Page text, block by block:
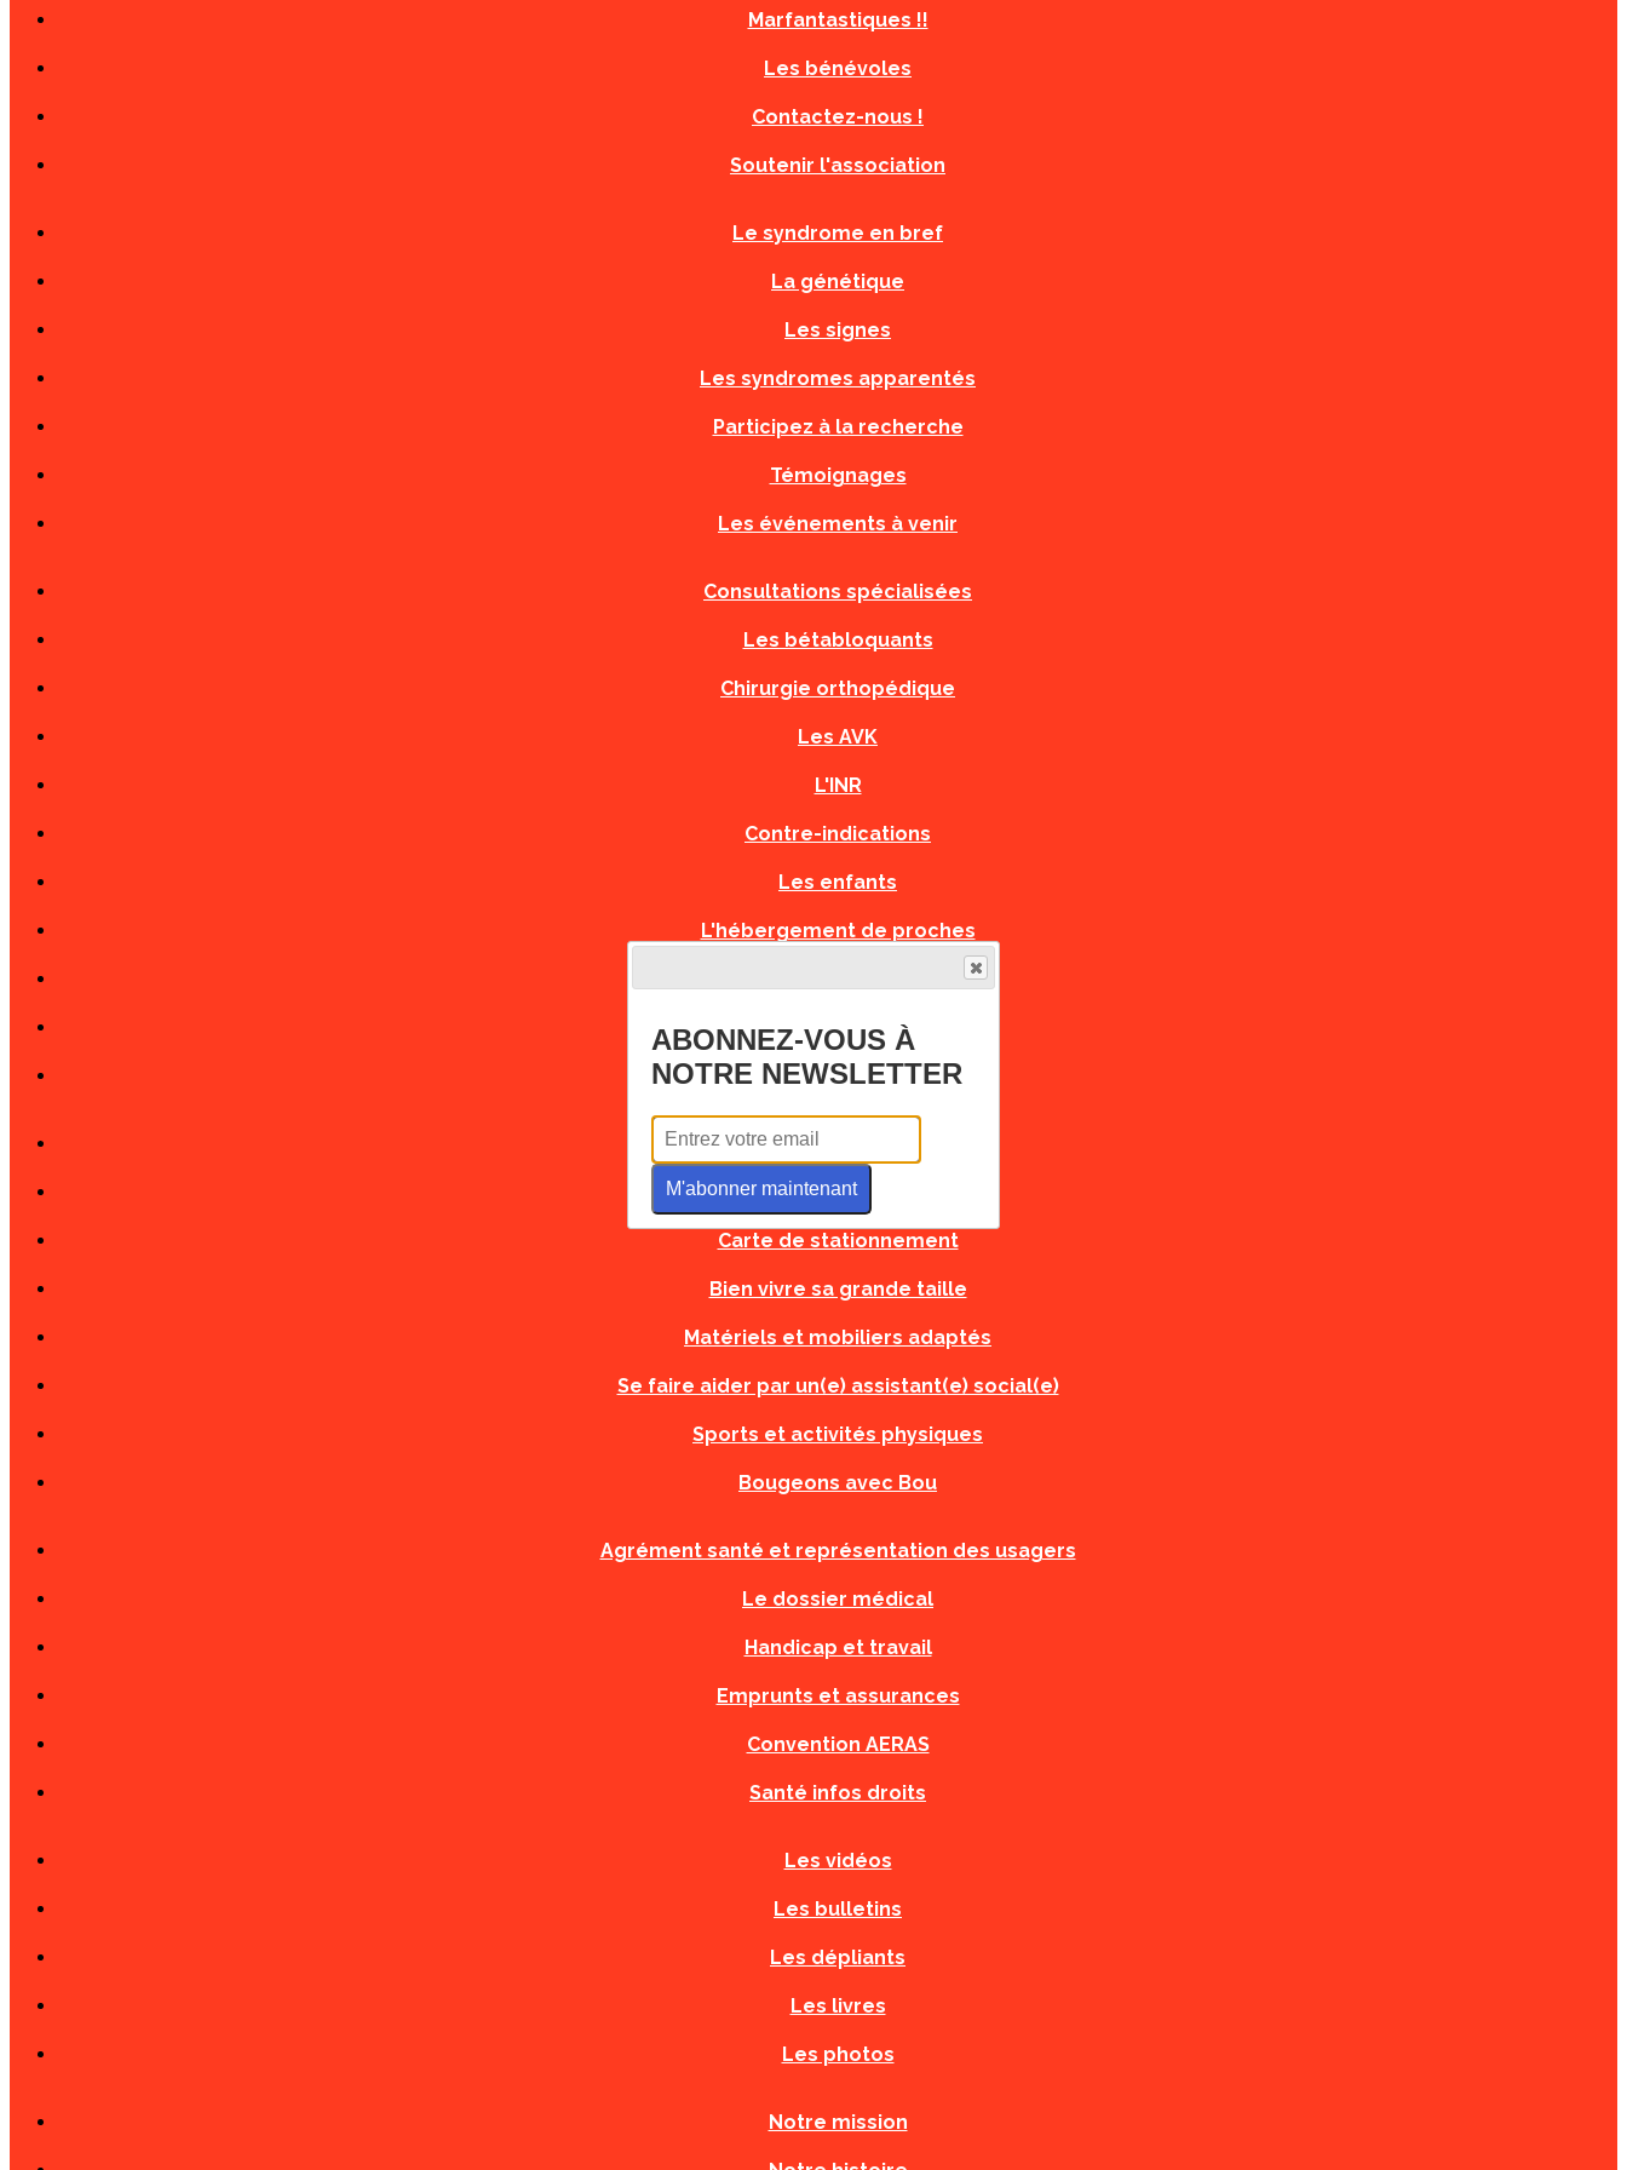
Marfantastiques !!
Les bénévoles
Contactez-nous !
Soutenir l'association
Le syndrome en bref
La génétique
Les signes
Les syndromes apparentés
Participez à la recherche
Témoignages
Les événements à venir
Consultations spécialisées
Les bétabloquants
Chirurgie orthopédique
Les AVK
L'INR
Contre-indications
Les enfants
L'hébergement de proches
Recommandations Grossesse
Fiches Urgences Orphanet
Tous à l'école
Carte d'urgence
Carte de stationnement
Bien vivre sa grande taille
Matériels et mobiliers adaptés
Se faire aider par un(e) assistant(e) social(e)
Sports et activités physiques
Bougeons avec Bou
Agrément santé et représentation des usagers
Le dossier médical
Handicap et travail
Emprunts et assurances
Convention AERAS
Santé infos droits
Les vidéos
Les bulletins
Les dépliants
Les livres
Les photos
Notre mission
ABONNEZ-VOUS À
NOTRE NEWSLETTER
M'abonner maintenant